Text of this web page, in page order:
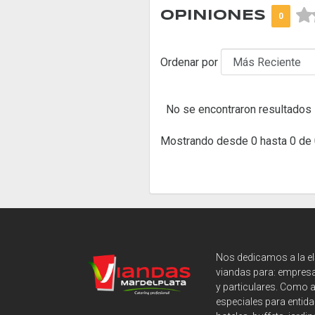
OPINIONES 0
Ordenar por
No se encontraron resultados
Mostrando desde 0 hasta 0
Nos dedicamos a la
viandas para:
y particulares. Como
especiales para